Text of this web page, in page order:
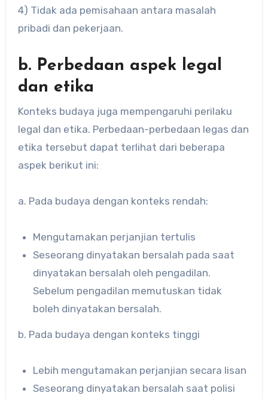
4) Tidak ada pemisahaan antara masalah
pribadi dan pekerjaan.
b. Perbedaan aspek legal
dan etika
Konteks budaya juga mempengaruhi perilaku
legal dan etika. Perbedaan-perbedaan legas dan
etika tersebut dapat terlihat dari beberapa
aspek berikut ini:
a. Pada budaya dengan konteks rendah:
Mengutamakan perjanjian tertulis
Seseorang dinyatakan bersalah pada saat
dinyatakan bersalah oleh pengadilan.
Sebelum pengadilan memutuskan tidak
boleh dinyatakan bersalah.
b. Pada budaya dengan konteks tinggi
Lebih mengutamakan perjanjian secara lisan
Seseorang dinyatakan bersalah saat polisi